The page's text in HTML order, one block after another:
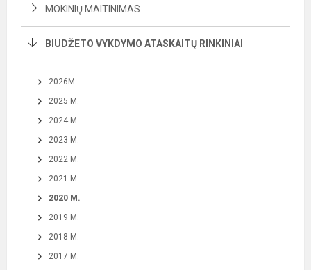
MOKINIŲ MAITINIMAS
BIUDŽETO VYKDYMO ATASKAITŲ RINKINIAI
2026M.
2025 M.
2024 M.
2023 M.
2022 M.
2021 M.
2020 M.
2019 M.
2018 M.
2017 M.